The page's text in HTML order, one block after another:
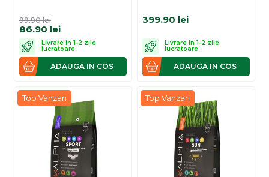
86.90 lei
99.90 lei
Livrare in 1-2 zile
lucratoare
ADAUGA IN COS
399.90 lei
Livrare in 1-2 zile
lucratoare
ADAUGA IN COS
Top Vanzari Top Vanzari